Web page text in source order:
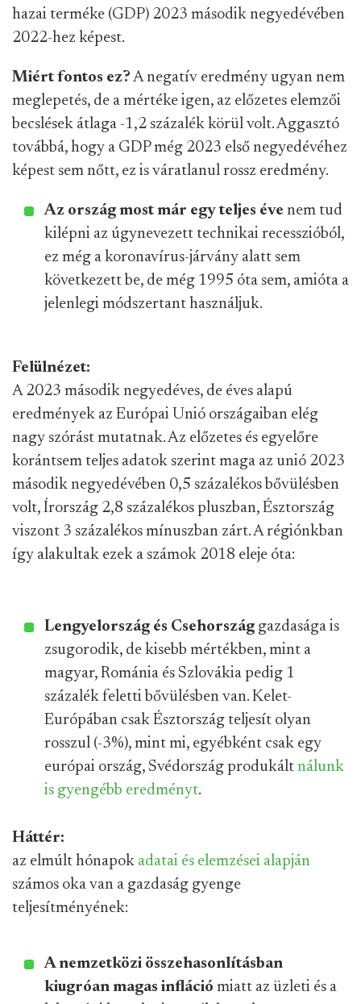
hazai terméke (GDP) 2023 második negyedévében
2022-hez képest.
Miért fontos ez? A negatív eredmény ugyan nem
meglepetés, de a mértéke igen, az előzetes elemzői
becslések átlaga -1,2 százalék körül volt. Aggasztó
továbbá, hogy a GDP még 2023 első negyedévéhez
képest sem nőtt, ez is váratlanul rossz eredmény.
Az ország most már egy teljes éve nem tud
kilépni az úgynevezett technikai recesszióból,
ez még a koronavírus-járvány alatt sem
következett be, de még 1995 óta sem, amióta a
jelenlegi módszertant használjuk.
Felülnézet:
A 2023 második negyedéves, de éves alapú
eredmények az Európai Unió országaiban elég
nagy szórást mutatnak. Az előzetes és egyelőre
korántsem teljes adatok szerint maga az unió 2023
második negyedévében 0,5 százalékos bővülésben
volt, Írország 2,8 százalékos pluszban, Észtország
viszont 3 százalékos mínuszban zárt. A régiónkban
így alakultak ezek a számok 2018 eleje óta:
Lengyelország és Csehország gazdasága is
zsugorodik, de kisebb mértékben, mint a
magyar, Románia és Szlovákia pedig 1
százalék feletti bővülésben van. Kelet-
Európában csak Észtország teljesít olyan
rosszul (-3%), mint mi, egyébként csak egy
európai ország, Svédország produkált nálunk
is gyengébb eredményt.
Háttér:
az elmúlt hónapok adatai és elemzései alapján
számos oka van a gazdaság gyenge
teljesítményének:
A nemzetközi összehasonlításban
kiugróan magas infláció miatt az üzleti és a